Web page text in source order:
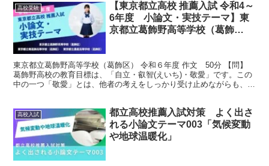
高校受験
【東京都立高校 推薦入試 令和4～
6年度 小論文・実技テーマ】東
京都立葛飾野高等学校（葛飾
校（葛飾区）
東京都立葛飾野高等学校（葛飾区） 令和６年度 作文 50分 【問】
葛飾野高校の教育目標は、「自立・叡智(えいち)・敬愛」です。この
中の一つ「敬愛」とは、他者の考えをしっかり受け止めながらも、自
高校入試
都立高校推薦入試対策 よく出さ
れる小論文テーマ003「気候変動
や地球温暖化」